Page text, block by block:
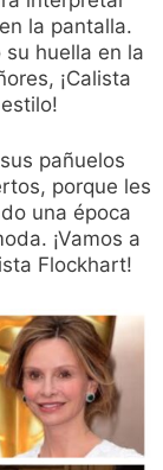
la pantalla.
huella en la
¡Calista
pañuelos
porque les
una época
¡Vamos a
Flockhart!